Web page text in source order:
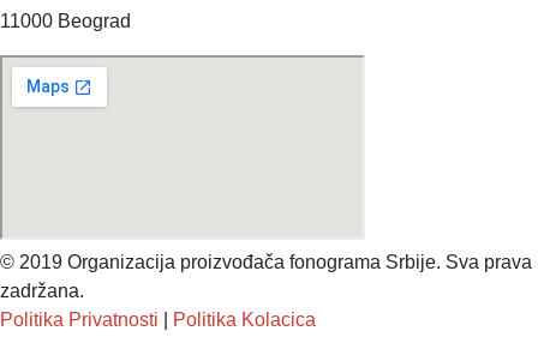
11000 Beograd
© 2019 Organizacija proizvođača fonograma Srbije. Sva prava
zadržana.
Politika Privatnosti
Politika Kolacica